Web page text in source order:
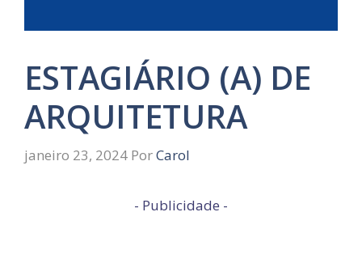
ESTAGIÁRIO (A) DE
ARQUITETURA
janeiro 23, 2024 PorCarol
- Publicidade -